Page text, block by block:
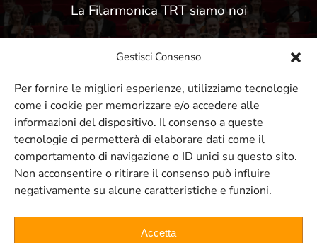
Gestisci Consenso
Per fornire le migliori esperienze, utilizziamo tecnologie
come i cookie per memorizzare e/o accedere alle
informazioni del dispositivo. Il consenso a queste
tecnologie ci permetterà di elaborare dati come il
comportamento di navigazione o ID unici su questo sito.
Non acconsentire o ritirare il consenso può influire
negativamente su alcune caratteristiche e funzioni.
Accetta
La Filarmonica TRT siamo noi
ISCRIVITI ALLA NOSTRA NEWSLETTER
Resta sempre aggiornato sui nostri
eventi e concerti
ISCRIVITI